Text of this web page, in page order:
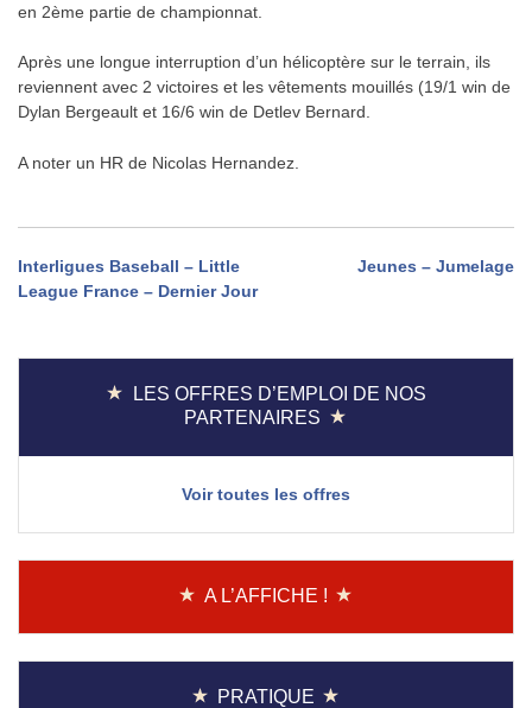
en 2ème partie de championnat.
Après une longue interruption d’un hélicoptère sur le terrain, ils
reviennent avec 2 victoires et les vêtements mouillés (19/1 win de
Dylan Bergeault et 16/6 win de Detlev Bernard.
A noter un HR de Nicolas Hernandez.
Navigation
de
l’article
Interligues Baseball – Little
League France – Dernier Jour
Jeunes – Jumelage
LES OFFRES D’EMPLOI DE NOS
PARTENAIRES
Voir toutes les offres
A L’AFFICHE !
PRATIQUE